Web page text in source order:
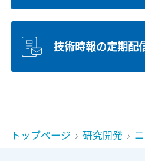
技術時報の定期配
トップページ 研究開発